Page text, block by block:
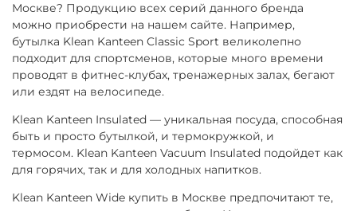
Москве? Продукцию всех серий данного бренда
можно приобрести на нашем сайте. Например,
бутылка Klean Kanteen Classic Sport великолепно
подходит для спортсменов, которые много времени
проводят в фитнес-клубах, тренажерных залах, бегают
или ездят на велосипеде.
Klean Kanteen Insulated — уникальная посуда, способная
быть и просто бутылкой, и термокружкой, и
термосом. Klean Kanteen Vacuum Insulated подойдет как
для горячих, так и для холодных напитков.
Klean Kanteen Wide купить в Москве предпочитают те,